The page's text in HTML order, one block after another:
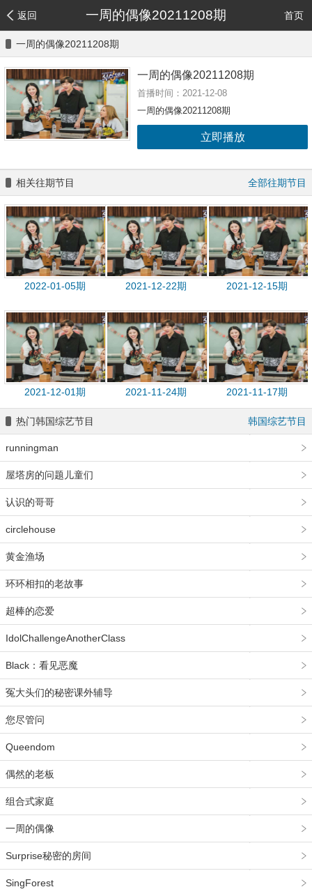
返回 一周的偶像20211208期 首页
一周的偶像20211208期
一周的偶像20211208期
首播时间：2021-12-08
一周的偶像20211208期
立即播放
相关往期节目 全部往期节目
2022-01-05期 2021-12-22期 2021-12-15期
2021-12-01期 2021-11-24期 2021-11-17期
热门韩国综艺节目 韩国综艺节目
runningman
屋塔房的问题儿童们
认识的哥哥
circlehouse
黄金渔场
环环相扣的老故事
超棒的恋爱
IdolChallengeAnotherClass
Black：看见恶魔
冤大头们的秘密课外辅导
您尽管问
Queendom
偶然的老板
组合式家庭
一周的偶像
Surprise秘密的房间
SingForest